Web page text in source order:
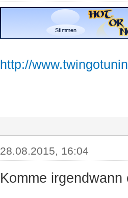
http://
28.08.2015, 16:04
Komme irgendwann